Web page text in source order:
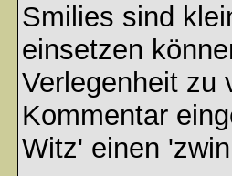
Smilies sind
einsetzen
Verlegenheit zu
Kommentar
Witz' einen